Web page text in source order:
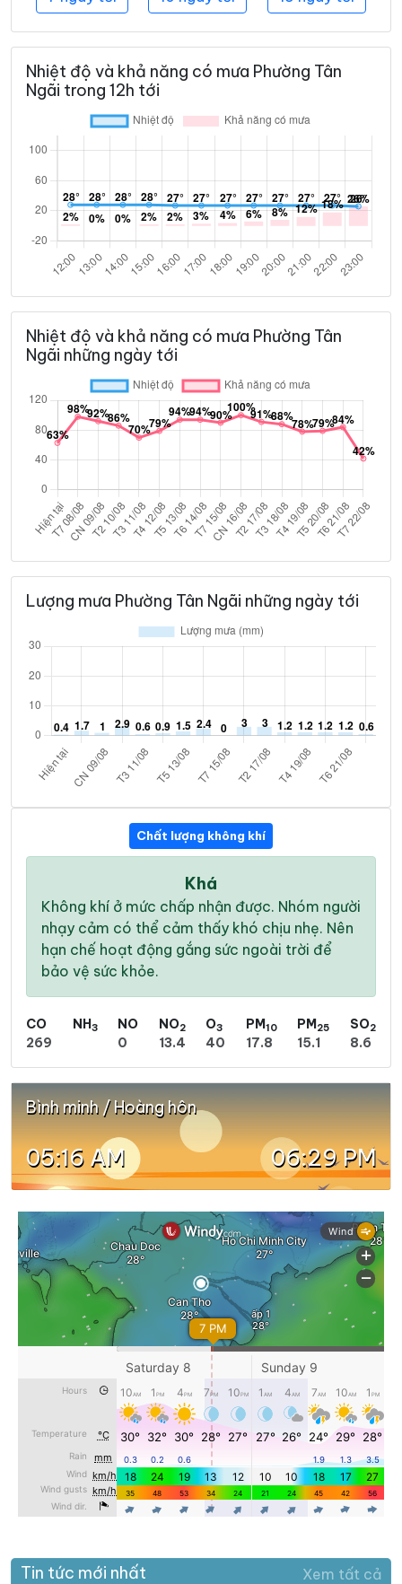
Nhiệt độ và khả năng có mưa Phường Tân
Ngãi trong 12h tới
Nhiệt độ và khả năng có mưa Phường Tân
Ngãi những ngày tới
Lượng mưa Phường Tân Ngãi những ngày tới
Chất lượng không khí
Khá
Không khí ở mức chấp nhận được. Nhóm người
nhạy cảm có thể cảm thấy khó chịu nhẹ. Nên
hạn chế hoạt động gắng sức ngoài trời để
bảo vệ sức khỏe.
CO
269
NH3
NO
0
NO2
13.4
O3
40
PM10
17.8
PM25
15.1
SO2
8.6
Bình minh / Hoàng hôn
05:16 AM 06:29 PM
Tin tức mới nhất Xem tất cả